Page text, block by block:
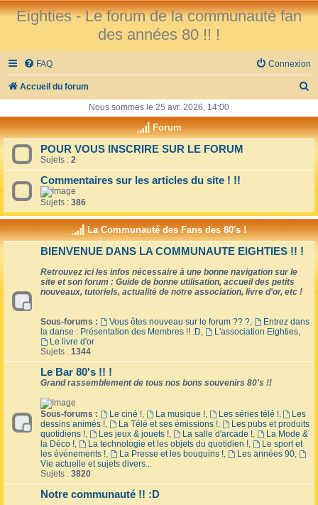
Eighties - Le forum de la communauté fan
des années 80 !! !
FAQ Connexion
Accueil du forum
h
h
e
Nous sommes le 25 avr. 2026, 14:00
Forum
POUR VOUS INSCRIRE SUR LE FORUM
Sujets : 2
Commentaires sur les articles du site ! !!
Sujets : 386
La Communauté des Fans des 80's !
BIENVENUE DANS LA COMMUNAUTE EIGHTIES !! !
Retrouvez ici les infos nécessaire à une bonne navigation sur le
site et son forum : Guide de bonne utilisation, accueil des petits
nouveaux, tutoriels, actualité de notre association, livre d'or, etc !
Sous-forums : Vous êtes nouveau sur le forum ?? ?,
Entrez dans
la danse : Présentation des Membres !! :D, L'association Eighties,
Le livre d'or
Sujets : 1344
Le Bar 80's !! !
Grand rassemblement de tous nos bons souvenirs 80's !!
Sous-forums : Le ciné !, La musique !, Les séries télé !,
Les
dessins animés !, La Télé et ses émissions !,
Les pubs et produits
quotidiens !, Les jeux & jouets !, La salle d'arcade !,
La Mode &
la Déco !, La technologie et les objets du quotidien !,
Le sport et
les événements !, La Presse et les bouquins !, Les années 90,
Vie actuelle et sujets divers...
Sujets : 3820
Notre communauté !! :D